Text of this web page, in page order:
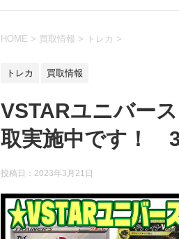
HOME > 買取情報 > トレカ >
トレカ 買取情報
VSTARユニバー
取実施中です！
投稿日： 2023年3月21日